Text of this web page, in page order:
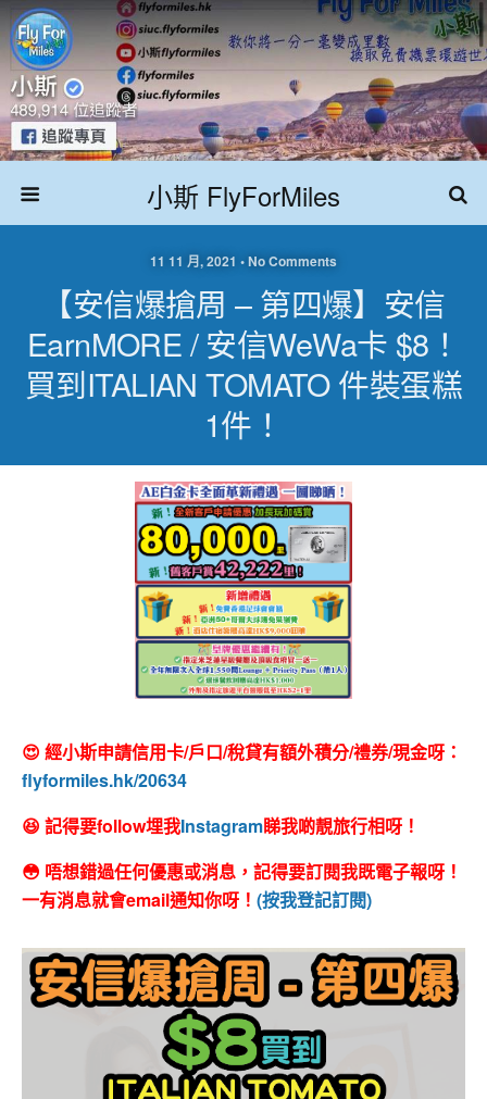
小斯 FlyForMiles
11 11 月, 2021 • No Comments
【安信爆搶周 – 第四爆】安信
EarnMORE / 安信WeWa卡 $8！
買到ITALIAN TOMATO 件裝蛋糕
1件！
😍 經小斯申請信用卡/戶口/稅貸有額外積分/禮券/現金呀：
flyformiles.hk/20634
😆 記得要follow埋我Instagram睇我啲靚旅行相呀！
😳 唔想錯過任何優惠或消息，記得要訂閱我既電子報呀！
一有消息就會email通知你呀！ (按我登記訂閱)